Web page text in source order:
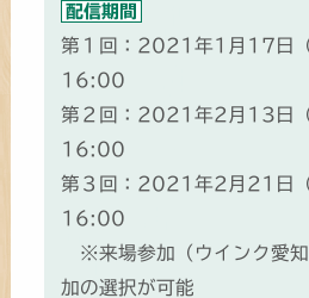
配信期間
第１回：2021年1月17日
16:00
第２回：2021年2月13日
16:00
第３回：2021年2月21日
16:00
※来場参加（ウインク愛知
加の選択が可能